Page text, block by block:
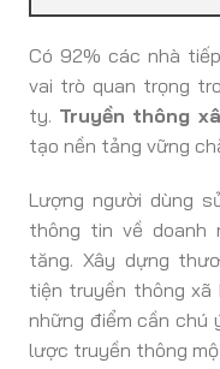
Có 92% các nhà
vai trò quan trọng
ty. Truyền thông
tạo nền tảng vững
Lượng người dùng
thông tin về doanh
tăng. Xây dựng
tiện truyền thông xã
những điểm cần chú
lược truyền thông